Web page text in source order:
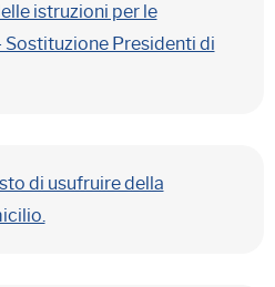
istruzioni per le
Presidenti di
di usufruire della